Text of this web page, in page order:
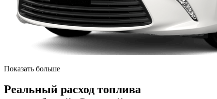
Показать больше
Реальный расход топлива